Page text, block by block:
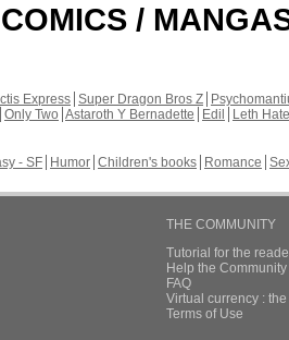
/
Express Super Dragon Bros Z
Only Two Astaroth Y Bernadette Edil
Leth Hate
- SF Humor Children's books Romance
THE COMMUNITY
Tutorial for the
Help the
FAQ
Virtual currency :
Terms of Use